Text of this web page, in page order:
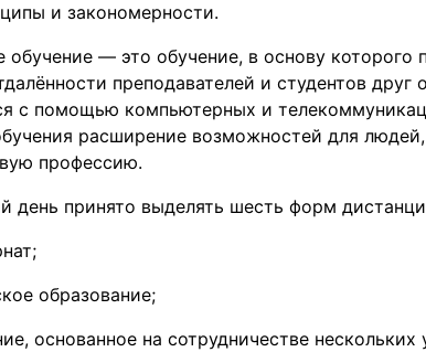
и закономерности.
обучение — это обучение, в основу которого
преподавателей и студентов друг
с помощью компьютерных и
расширение возможностей для
профессию.
день принято выделять шесть форм
образование;
основанное на сотрудничестве